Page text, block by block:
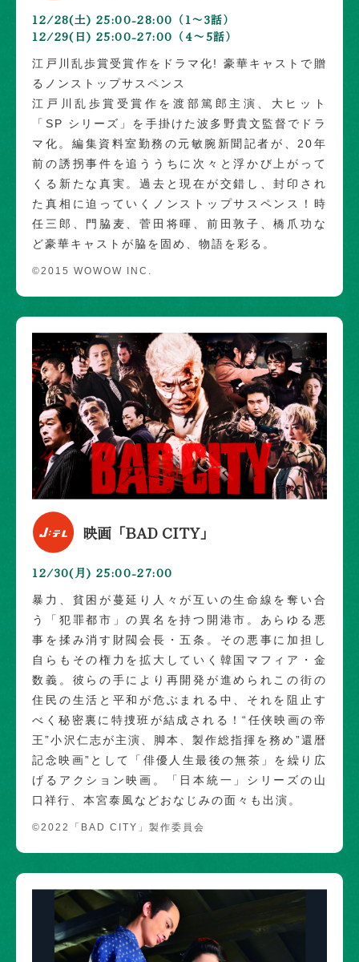
12/28(土) 25:00-28:00（1〜3話）
12/29(日) 25:00-27:00（4〜5話）
江戸川乱歩賞受賞作をドラマ化! 豪華キャストで贈
るノンストップサスペンス
江戸川乱歩賞受賞作を渡部篤郎主演、大ヒット
「SP シリーズ」を手掛けた波多野貴文監督でドラ
マ化。編集資料室勤務の元敏腕新聞記者が、20年
前の誘拐事件を追ううちに次々と浮かび上がって
くる新たな真実。過去と現在が交錯し、封印され
た真相に迫っていくノンストップサスペンス！時
任三郎、門脇麦、菅田将暉、前田敦子、橋爪功な
ど豪華キャストが脇を固め、物語を彩る。
©2015 WOWOW INC.
映画「BAD CITY」
12/30(月) 25:00-27:00
暴力、貧困が蔓延り人々が互いの生命線を奪い合
う「犯罪都市」の異名を持つ開港市。あらゆる悪
事を揉み消す財閥会長・五条。その悪事に加担し
自らもその権力を拡大していく韓国マフィア・金
数義。彼らの手により再開発が進められこの街の
住民の生活と平和が危ぶまれる中、それを阻止す
べく秘密裏に特捜班が結成される！“任侠映画の帝
王”小沢仁志が主演、脚本、製作総指揮を務め”還暦
記念映画”として「俳優人生最後の無茶」を繰り広
げるアクション映画。「日本統一」シリーズの山
口祥行、本宮泰風などおなじみの面々も出演。
©2022「BAD CITY」製作委員会